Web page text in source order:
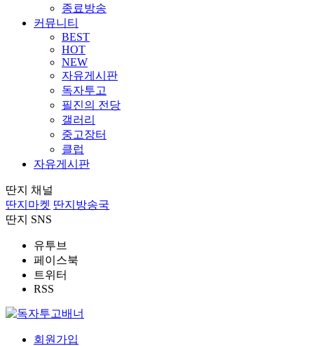
종료방송
커뮤니티
BEST
HOT
NEW
자유게시판
독자투고
필진의 전당
갤러리
중고장터
클럽
자유게시판
딴지 채널
딴지마켓 딴지방송국
딴지 SNS
유투브
페이스북
트위터
RSS
회원가입